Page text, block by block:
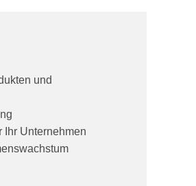
und
Ihr Unternehmen